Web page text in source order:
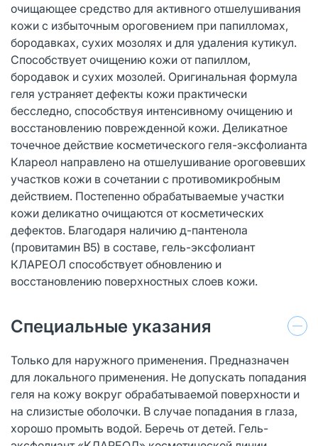
очищающее средство для активного отшелушивания
кожи с избыточным ороговением при папилломах,
бородавках, сухих мозолях и для удаления кутикул.
Способствует очищению кожи от папиллом,
бородавок и сухих мозолей. Оригинальная формула
геля устраняет дефекты кожи практически
бесследно, способствуя интенсивному очищению и
восстановлению поврежденной кожи. Деликатное
точечное действие косметического геля-эксфолианта
Клареол направлено на отшелушивание ороговевших
участков кожи в сочетании с противомикробным
действием. Постепенно обрабатываемые участки
кожи деликатно очищаются от косметических
дефектов. Благодаря наличию д-пантенола
(провитамин В5) в составе, гель-эксфолиант
КЛАРЕОЛ способствует обновлению и
восстановлению поверхностных слоев кожи.
Специальные указания
Только для наружного применения. Предназначен
для локального применения. Не допускать попадания
геля на кожу вокруг обрабатываемой поверхности и
на слизистые оболочки. В случае попадания в глаза,
хорошо промыть водой. Беречь от детей. Гель-